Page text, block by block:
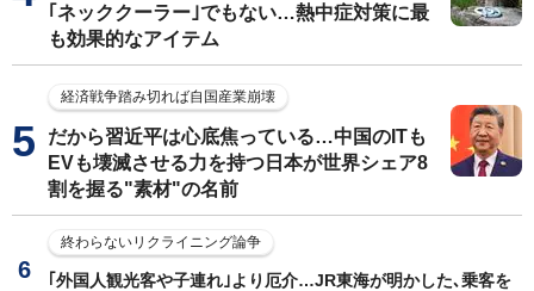
｢ネッククーラー｣でもない…熱中症対策に最
も効果的なアイテム
経済戦争踏み切れば自国産業崩壊
だから習近平は心底焦っている…中国のITも
EVも壊滅させる力を持つ日本が世界シェア8
割を握る"素材"の名前
終わらないリクライニング論争
｢外国人観光客や子連れ｣より厄介…JR東海が明かした､乗客を